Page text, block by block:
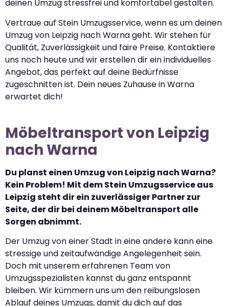
deinen Umzug stressfrei und komfortabel gestalten.
Vertraue auf Stein Umzugsservice, wenn es um deinen
Umzug von Leipzig nach Warna geht. Wir stehen für
Qualität, Zuverlässigkeit und faire Preise. Kontaktiere
uns noch heute und wir erstellen dir ein individuelles
Angebot, das perfekt auf deine Bedürfnisse
zugeschnitten ist. Dein neues Zuhause in Warna
erwartet dich!
Möbeltransport von Leipzig
nach Warna
Du planst einen Umzug von Leipzig nach Warna?
Kein Problem! Mit dem Stein Umzugsservice aus
Leipzig steht dir ein zuverlässiger Partner zur
Seite, der dir bei deinem Möbeltransport alle
Sorgen abnimmt.
Der Umzug von einer Stadt in eine andere kann eine
stressige und zeitaufwändige Angelegenheit sein.
Doch mit unserem erfahrenen Team von
Umzugsspezialisten kannst du ganz entspannt
bleiben. Wir kümmern uns um den reibungslosen
Ablauf deines Umzugs, damit du dich auf das